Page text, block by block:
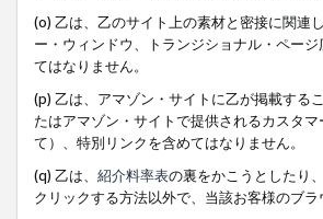
(o) 乙は、乙のサイト上の素材と密接に関連
ー・ウィンドウ、トランジショナル・ペー
てはなりません。
(p) 乙は、アマゾン・サイトに乙が掲載する
たはアマゾン・サイトで提供されるカスタ
て）、特別リンクを含めてはなりません。
(q) 乙は、 紹介料率表の裏をかこうとしたり
クリックする方法以外で、当該お客様のブ